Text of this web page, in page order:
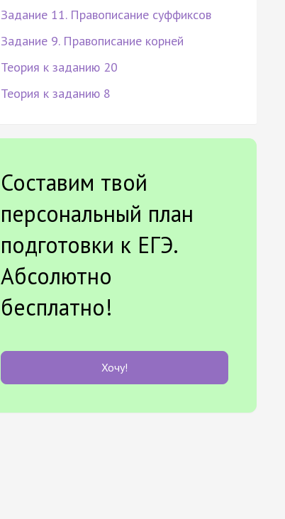
Задание 11. Правописание суффиксов
Задание 9. Правописание корней
Теория к заданию 20
Теория к заданию 8
Составим твой
персональный план
подготовки к ЕГЭ.
Абсолютно
бесплатно!
Хочу!